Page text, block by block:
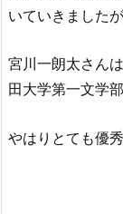
いていきました
宮川一朗太さん
田大学第一文学
やはりとても優